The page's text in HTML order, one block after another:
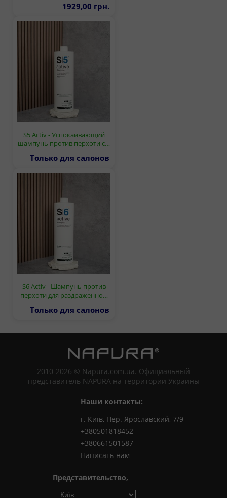
1929,00 грн.
S5 Activ - Успокаивающий
шампунь против перхоти с…
Только для салонов
S6 Activ - Шампунь против
перхоти для раздраженно…
Только для салонов
2010-2026 © Napura.com.ua. Официальный
представитель NAPURA на территории Украины
Наши контакты:
г. Київ, Пер. Ярославский, 7/9
+380501818452
+380661501587
Написать нам
Представительство,